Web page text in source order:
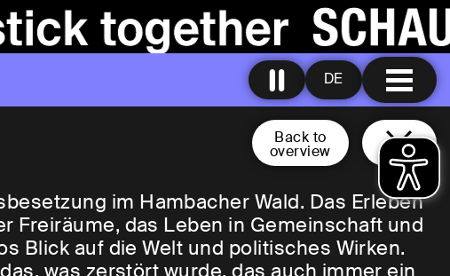
DE
Back to
overview
im Hambacher Wald. Das Erleben
Freiräume, das Leben in Gemeinschaft und
Blick auf die Welt und politisches Wirken.